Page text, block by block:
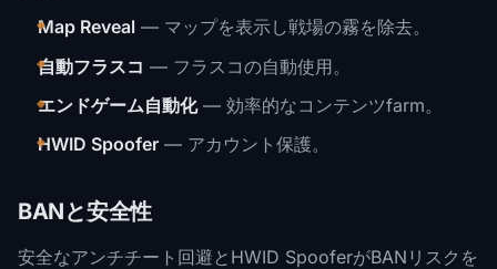
Map Reveal — マップを表示し戦場の霧を除去。
自動フラスコ — フラスコの自動使用。
エンドゲーム自動化— 効率的なコンテンツfarm。
HWID Spoofer — アカウント保護。
BANと安全性
安全なアンチチート回避とHWID SpooferがBANリスクを